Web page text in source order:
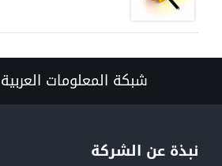
شبكة المعلومات
نبذة عن الشركة